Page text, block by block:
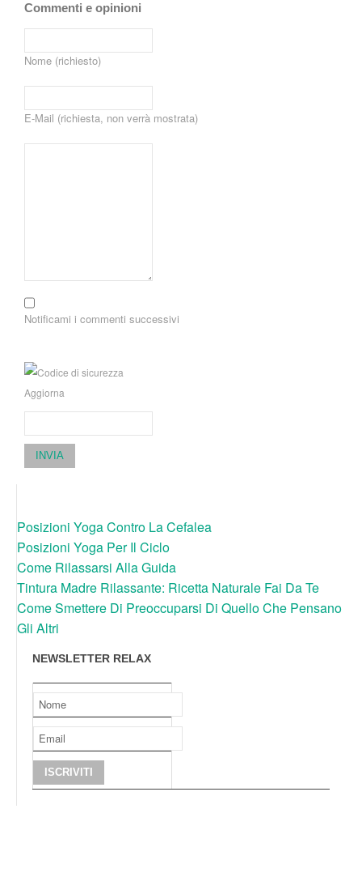
Commenti e opinioni
Nome (richiesto)
E-Mail (richiesta, non verrà mostrata)
Notificami i commenti successivi
Aggiorna
INVIA
Posizioni Yoga Contro La Cefalea
Posizioni Yoga Per Il Ciclo
Come Rilassarsi Alla Guida
Tintura Madre Rilassante: Ricetta Naturale Fai Da Te
Come Smettere Di Preoccuparsi Di Quello Che Pensano
Gli Altri
NEWSLETTER RELAX